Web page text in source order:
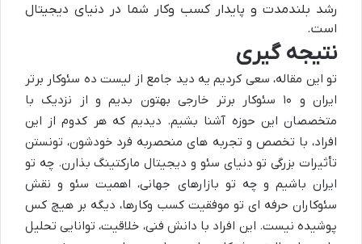
رشد بلندمدت و پایدار کسب وکار شما در دنیای دیجیتال
است.
نتیجه گیری
تو این مقاله، سعی کردیم یه دید جامع از لیست ده سئوکار برتر
ایران و ۱۰ سئوکار برتر خارجی
بهتون بدیم و از نزدیک با
متخصصان این حوزه آشنا بشیم. دیدیم که هر کدوم از این
افراد، با تخصص و تجربه های منحصربه فرد خودشون، تونستن
تأثیرات بزرگی تو دنیای سئو و دیجیتال مارکتینگبذارن. چه تو
ایران باشیم و چه تو بازارهای جهانی، اهمیت سئو و نقش
سئوکاران حرفه ای تو موفقیت کسب وکارها، دیگه بر هیچ کس
پوشیده نیست. این افراد با دانش فنی، خلاقیت، توانایی تحلیل